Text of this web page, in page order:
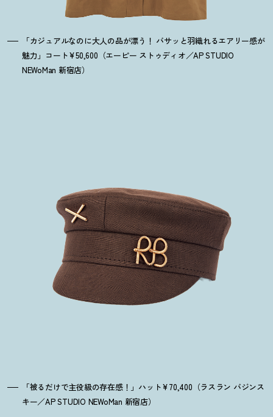
「カジュアルなのに大人の品が漂う ！ バサッと羽織れるエアリー感が
魅力」コート¥50,600（エーピー ストゥディオ／AP STUDIO
NEWoMan 新宿店）
「被るだけで主役級の存在感！ 」ハット¥70,400（ラスラン バジンス
キー／AP STUDIO NEWoMan 新宿店）